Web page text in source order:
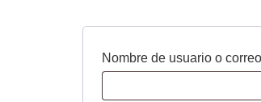
Nombre de usuario o